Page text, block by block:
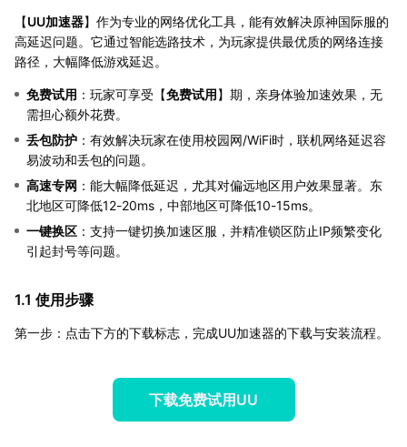
【UU加速器】作为专业的网络优化工具，能有效解决原神国际服的
高延迟问题。它通过智能选路技术，为玩家提供最优质的网络连接
路径，大幅降低游戏延迟。
免费试用 ：玩家可享受【免费试用】期，亲身体验加速效果，无
需担心额外花费。
丢包防护 ：有效解决玩家在使用校园网/WiFi时，联机网络延迟容
易波动和丢包的问题。
高速专网 ：能大幅降低延迟，尤其对偏远地区用户效果显著。东
北地区可降低12-20ms，中部地区可降低10-15ms。
一键换区 ：支持一键切换加速区服，并精准锁区防止IP频繁变化
引起封号等问题。
1.1 使用步骤
第一步：点击下方的下载标志，完成UU加速器的下载与安装流程。
下载免费试用UU